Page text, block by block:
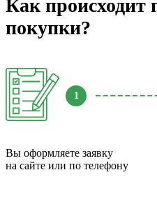
Как происходит
покупки?
1
Вы оформляете заявку
на сайте или по телефону